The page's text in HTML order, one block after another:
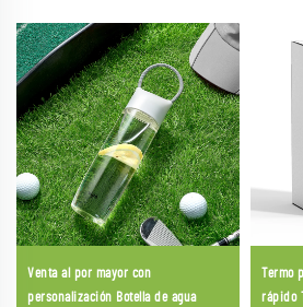
Venta al por mayor con
personalización Botella de agua
rápido